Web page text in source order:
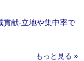
貢献‐立地や集中率で
もっと見る »